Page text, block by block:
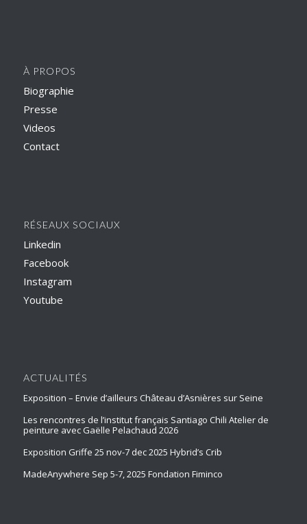
À PROPOS
Biographie
Presse
Videos
Contact
RÉSEAUX SOCIAUX
Linkedin
Facebook
Instagram
Youtube
ACTUALITÉS
Exposition – Envie d’ailleurs Château d’Asnières sur Seine
Les rencontres de l’institut français Santiago Chili Atelier de
peinture avec Gaëlle Pelachaud 2026
Exposition Griffe 25 nov-7 dec 2025 Hybrid’s Crib
MadeAnywhere Sep 5-7, 2025 Fondation Fiminco